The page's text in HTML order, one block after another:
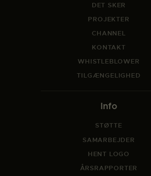
DET SKER
PROJEKTER
CHANNEL
KONTAKT
WHISTLEBLOWER
TILGÆNGELIGHED
Info
STØTTE
SAMARBEJDER
HENT LOGO
ÅRSRAPPORTER